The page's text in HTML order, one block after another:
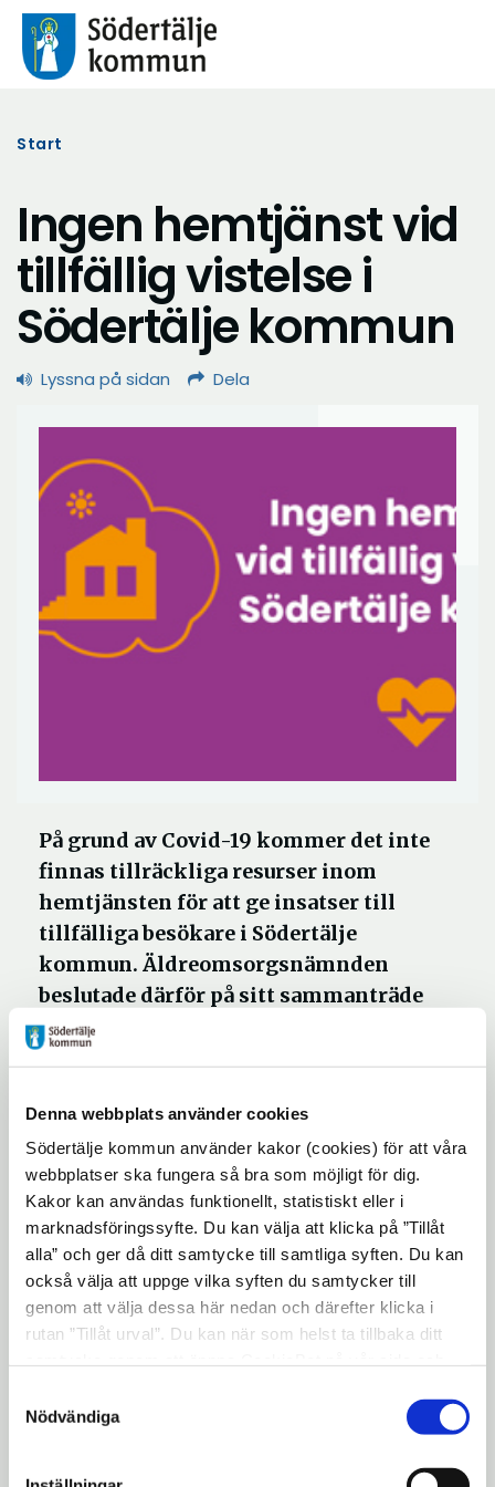
Denna webbplats använder cookies
Södertälje kommun använder kakor (cookies) för att våra
webbplatser ska fungera så bra som möjligt för dig.
Kakor kan användas funktionellt, statistiskt eller i
marknadsföringssyfte. Du kan välja att klicka på ”Tillåt
alla” och ger då ditt samtycke till samtliga syften. Du kan
också välja att uppge vilka syften du samtycker till
genom att välja dessa här nedan och därefter klicka i
rutan ”Tillåt urval”. Du kan när som helst ta tillbaka ditt
"Visa detaljer" kan du läsa om hur kakorna används och
hur vi och våra leverantörer inhämtar och behandlar
Nödvändiga
Start
Ingen hemtjänst vid
tillfällig vistelse i
Södertälje kommun
Lyssna på sidan Dela
På grund av Covid-19 kommer det inte
finnas tillräckliga resurser inom
hemtjänsten för att ge insatser till
tillfälliga besökare i Södertälje
kommun. Äldreomsorgsnämnden
beslutade därför på sitt sammanträde
tisdagen den 21 april att inte utföra
beställningar av omsorgsinsatser inom
tillfälligt i kommunen.
Vanliga år finns det möjlighet för tillfälliga
besökare, med behov av bistånd, att
erbjudas omsorg från Södertälje kommun.
Detta år, då Covid-19 sprider sig över
världen är inget vanligt år. Hemtjänsten
behöver i det aktuella läget prioritera att
utföra insatser hos individer som är
folkbokförda i Södertälje kommun och har